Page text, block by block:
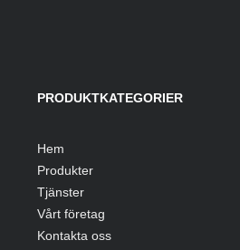
PRODUKTKATEGORIER
Hem
Produkter
Tjänster
Vårt företag
Kontakta oss